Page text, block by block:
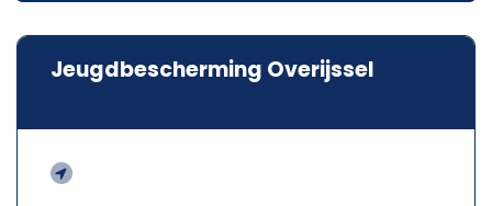
Jeugdbescherming Overijssel